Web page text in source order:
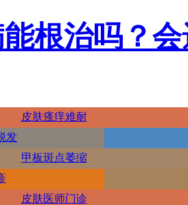
根治吗？
皮肤瘙痒难耐
发
甲板斑点萎缩
皮肤医师门诊